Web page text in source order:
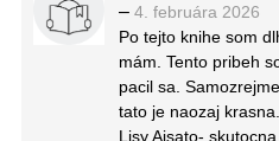
– 4. februára 2026
Po tejto knihe som
mám. Tento pribeh
pacil sa.
tato je naozaj
Lisy Aisato-